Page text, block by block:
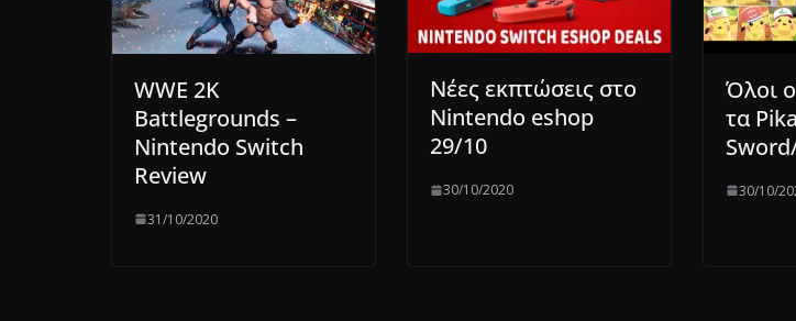
WWE 2K
Battlegrounds –
Nintendo Switch
Review
31/10/2020
Νέες εκπτώσεις στο
Nintendo eshop
29/10
30/10/2020
Όλοι
τα
30/10/